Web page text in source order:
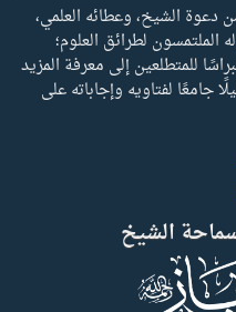
الشيخ، وعطائه العلمي،
الملتمسون لطرائق العلوم؛
للمتطلعين إلى معرفة المزيد
جامعًا لفتاويه وإجاباته على
الشيخ